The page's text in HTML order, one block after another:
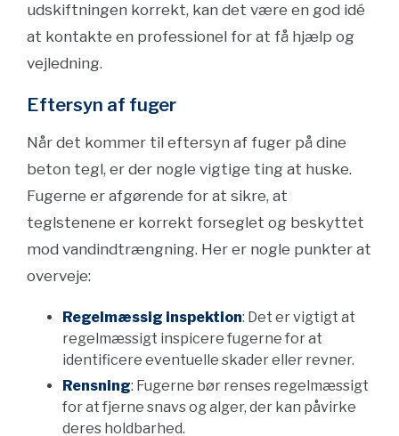
udskiftningen korrekt, kan det være en god idé
at kontakte en professionel for at få hjælp og
vejledning.
Eftersyn af fuger
Når det kommer til eftersyn af fuger på dine
beton tegl, er der nogle vigtige ting at huske.
Fugerne er afgørende for at sikre, at
teglstenene er korrekt forseglet og beskyttet
mod vandindtrængning. Her er nogle punkter at
overveje:
Regelmæssig inspektion: Det er vigtigt at
regelmæssigt inspicere fugerne for at
identificere eventuelle skader eller revner.
Rensning: Fugerne bør renses regelmæssigt
for at fjerne snavs og alger, der kan påvirke
deres holdbarhed.